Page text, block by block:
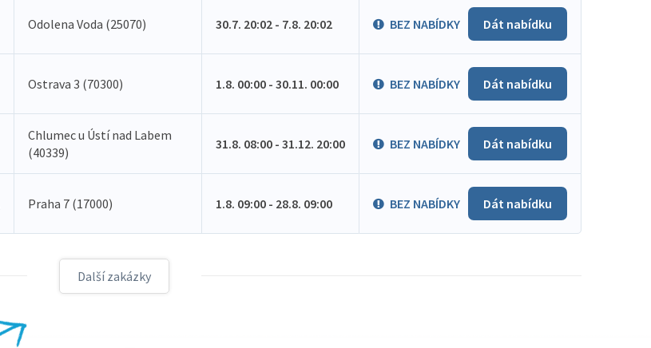
Odolena Voda (25070) 30.7. 20:02 - 7.8. 20:02 BEZ NABÍDKY Dát nabídku
Ostrava 3 (70300) 1.8. 00:00 - 30.11. 00:00 BEZ NABÍDKY Dát nabídku
Chlumec u Ústí nad Labem
(40339)
31.8. 08:00 - 31.12. 20:00 BEZ NABÍDKY Dát nabídku
Praha 7 (17000) 1.8. 09:00 - 28.8. 09:00 BEZ NABÍDKY Dát nabídku
Další zakázky